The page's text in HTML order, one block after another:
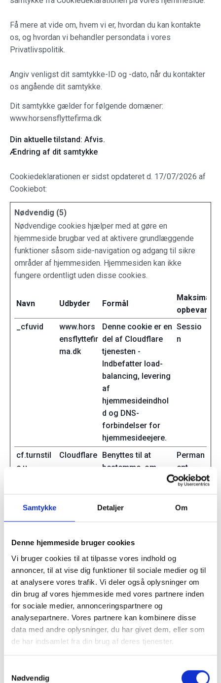
Samtykke Detaljer Om
Denne hjemmeside bruger cookies
Vi bruger cookies til at tilpasse vores indhold og
annoncer, til at vise dig funktioner til sociale medier og til
at analysere vores trafik. Vi deler også oplysninger om
din brug af vores hjemmeside med vores partnere inden
for sociale medier, annonceringspartnere og
analysepartnere. Vores partnere kan kombinere disse
data med andre oplysninger, du har givet dem, eller som
de har indsamlet fra din brug af deres tjenester.
Nødvendig
Få mere at vide om, hvem vi er, hvordan du kan kontakte
os, og hvordan vi behandler persondata i vores
Privatlivspolitik.
Angiv venligst dit samtykke-ID og -dato, når du kontakter
os angående dit samtykke.
Dit samtykke gælder for følgende domæner:
www.horsensflyttefirma.dk
Din aktuelle tilstand: Afvis.
Ændring af dit samtykke
Cookiedeklarationen er sidst opdateret d. 17/07/2026 af
Cookiebot:
Nødvendig (5)
Nødvendige cookies hjælper med at gøre en
hjemmeside brugbar ved at aktivere grundlæggende
funktioner såsom side-navigation og adgang til sikre
områder af hjemmesiden. Hjemmesiden kan ikke
fungere ordentligt uden disse cookies.
Navn Udbyder Formål
Maksimal
_cfuvid
www.hors
ensflyttefir
ma.dk
Denne cookie er en
del af Cloudflare
tjenesten -
Indbefatter load-
balancing, levering
af
hjemmesideindhol
d og DNS-
forbindelser for
hjemmesideejere.
Sessio
n
cf.turnstil
e.u
Cloudflare Benyttes til at
bestemme, om
virkelig person
eller en robot.
Perman
ent
CookieCo
Cookiebot Gemmer brugerens
tilstand for det
aktuelle domæne.
1 år
rc::a Google
Benyttes til at
bestemme, om
brugeren er en
virkelig person
eller en software-
robot - Dette
Perman
ent